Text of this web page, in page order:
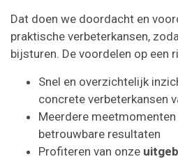
Dat doen we doordacht en
praktische verbeterkansen,
bijsturen. De voordelen op een
Snel en overzichtelijk
concrete verbeterkansen
Meerdere
betrouwbare resultaten
Profiteren van onze